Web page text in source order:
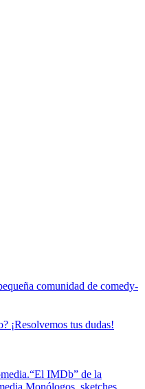
comunidad de comedy-
¡Resolvemos tus dudas!
“El IMDb” de la
Monólogos, sketches,